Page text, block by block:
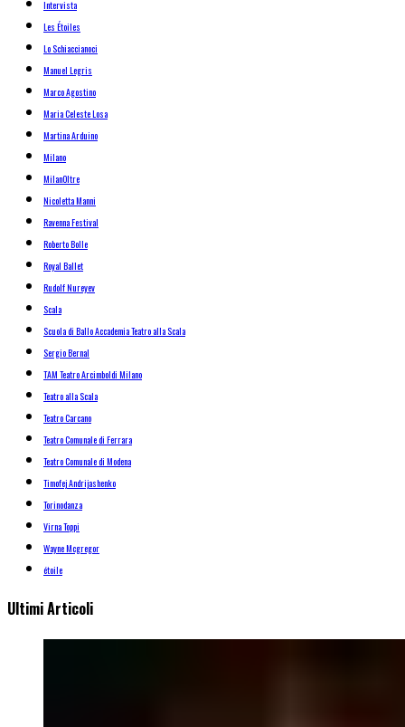
Intervista
Les Étoiles
Lo Schiaccianoci
Manuel Legris
Marco Agostino
Maria Celeste Losa
Martina Arduino
Milano
MilanOltre
Nicoletta Manni
Ravenna Festival
Roberto Bolle
Royal Ballet
Rudolf Nureyev
Scala
Scuola di Ballo Accademia Teatro alla Scala
Sergio Bernal
TAM Teatro Arcimboldi Milano
Teatro alla Scala
Teatro Carcano
Teatro Comunale di Ferrara
Teatro Comunale di Modena
Timofej Andrijashenko
Torinodanza
Virna Toppi
Wayne Mcgregor
étoile
Ultimi Articoli